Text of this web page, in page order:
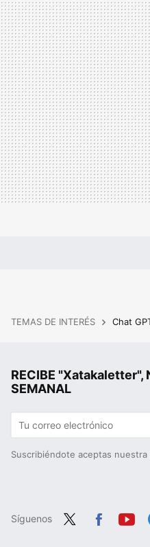
TEMAS DE INTERÉS Chat
RECIBE "Xatakaletter",
SEMANAL
Suscribiéndote aceptas nuestra
Síguenos